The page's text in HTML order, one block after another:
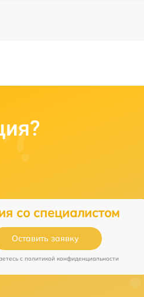
со специалистом
Оставить заявку
c политикой конфиденциальности